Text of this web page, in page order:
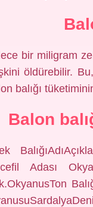
bir miligram
öldürebilir.
balığı
Balon
Adası